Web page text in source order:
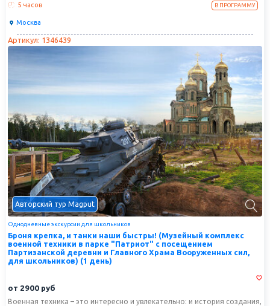
5 часов В ПРОГРАММУ
Москва
Артикул: 1346439
Авторский тур Magput
Однодневные экскурсии для школьников
Броня крепка, и танки наши быстры! (Музейный комплекс
военной техники в парке "Патриот" с посещением
Партизанской деревни и Главного Храма Вооруженных сил,
для школьников) (1 день)
от 2900 руб
Военная техника – это интересно и увлекательно: и история создания,